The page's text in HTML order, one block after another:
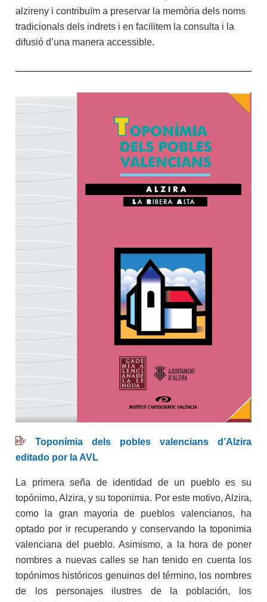
alzireny i contribuïm a preservar la memòria dels noms
tradicionals dels indrets i en facilitem la consulta i la
difusió d’una manera accessible.
Toponímia dels pobles valencians d’Alzira
editado por la AVL
La primera seña de identidad de un pueblo es su
topónimo, Alzira, y su toponimia. Por este motivo, Alzira,
como la gran mayoria de pueblos valencianos, ha
optado por ir recuperando y conservando la toponimia
valenciana del pueblo. Asimismo, a la hora de poner
nombres a nuevas calles se han tenido en cuenta los
topónimos históricos genuinos del término, los nombres
de los personajes ilustres de la población, los